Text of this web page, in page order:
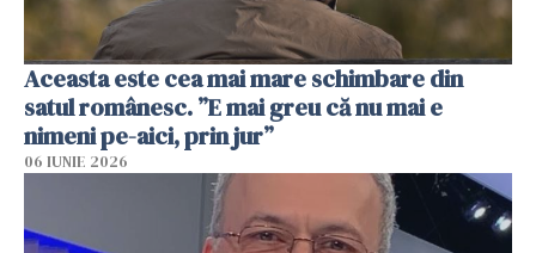
Aceasta este cea mai mare schimbare din
satul românesc. ”E mai greu că nu mai e
nimeni pe-aici, prin jur”
06 IUNIE 2026